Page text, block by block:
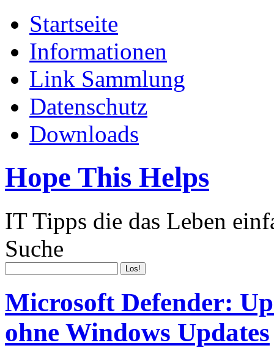
Startseite
Informationen
Link Sammlung
Datenschutz
Downloads
Hope This Helps
IT Tipps die das Leben
Suche
Microsoft Defender:
ohne Windows Updates